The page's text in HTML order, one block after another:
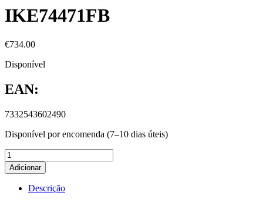
IKE74471FB
€734.00
Disponível
EAN:
7332543602490
Disponível por encomenda (7–10 dias úteis)
Adicionar
Descrição